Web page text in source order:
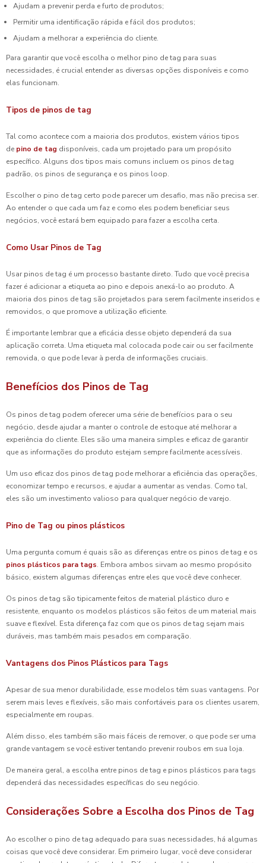
Ajudam a prevenir perda e furto de produtos;
Permitir uma identificação rápida e fácil dos produtos;
Ajudam a melhorar a experiência do cliente.
Para garantir que você escolha o melhor pino de tag para suas
necessidades, é crucial entender as diversas opções disponíveis e como
elas funcionam.
Tipos de pinos de tag
Tal como acontece com a maioria dos produtos, existem vários tipos
de pino de tag disponíveis, cada um projetado para um propósito
específico. Alguns dos tipos mais comuns incluem os pinos de tag
padrão, os pinos de segurança e os pinos loop.
Escolher o pino de tag certo pode parecer um desafio, mas não precisa ser.
Ao entender o que cada um faz e como eles podem beneficiar seus
negócios, você estará bem equipado para fazer a escolha certa.
Como Usar Pinos de Tag
Usar pinos de tag é um processo bastante direto. Tudo que você precisa
fazer é adicionar a etiqueta ao pino e depois anexá-lo ao produto. A
maioria dos pinos de tag são projetados para serem facilmente inseridos e
removidos, o que promove a utilização eficiente.
É importante lembrar que a eficácia desse objeto dependerá da sua
aplicação correta. Uma etiqueta mal colocada pode cair ou ser facilmente
removida, o que pode levar à perda de informações cruciais.
Benefícios dos Pinos de Tag
Os pinos de tag podem oferecer uma série de benefícios para o seu
negócio, desde ajudar a manter o controle de estoque até melhorar a
experiência do cliente. Eles são uma maneira simples e eficaz de garantir
que as informações do produto estejam sempre facilmente acessíveis.
Um uso eficaz dos pinos de tag pode melhorar a eficiência das operações,
economizar tempo e recursos, e ajudar a aumentar as vendas. Como tal,
eles são um investimento valioso para qualquer negócio de varejo.
Pino de Tag ou pinos plásticos
Uma pergunta comum é quais são as diferenças entre os pinos de tag e os
pinos plásticos para tags. Embora ambos sirvam ao mesmo propósito
básico, existem algumas diferenças entre eles que você deve conhecer.
Os pinos de tag são tipicamente feitos de material plástico duro e
resistente, enquanto os modelos plásticos são feitos de um material mais
suave e flexível. Esta diferença faz com que os pinos de tag sejam mais
duráveis, mas também mais pesados em comparação.
Vantagens dos Pinos Plásticos para Tags
Apesar de sua menor durabilidade, esse modelos têm suas vantagens. Por
serem mais leves e flexíveis, são mais confortáveis para os clientes usarem,
especialmente em roupas.
Além disso, eles também são mais fáceis de remover, o que pode ser uma
grande vantagem se você estiver tentando prevenir roubos em sua loja.
De maneira geral, a escolha entre pinos de tag e pinos plásticos para tags
dependerá das necessidades específicas do seu negócio.
Considerações Sobre a Escolha dos Pinos de Tag
Ao escolher o pino de tag adequado para suas necessidades, há algumas
coisas que você deve considerar. Em primeiro lugar, você deve considerar